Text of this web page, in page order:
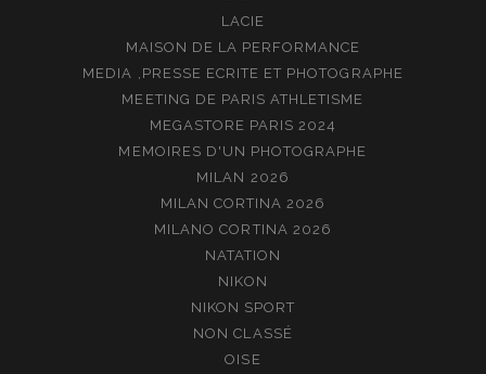
LACIE
MAISON DE LA PERFORMANCE
MEDIA ,PRESSE ECRITE ET PHOTOGRAPHE
MEETING DE PARIS ATHLETISME
MEGASTORE PARIS 2024
MEMOIRES D'UN PHOTOGRAPHE
MILAN 2026
MILAN CORTINA 2026
MILANO CORTINA 2026
NATATION
NIKON
NIKON SPORT
NON CLASSÉ
OISE